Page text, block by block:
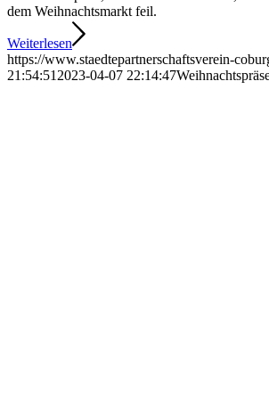
dem Weihnachtsmarkt feil.
Weiterlesen
https://www.staedtepartnerschaftsverein-
21:54:51 2023-04-07 22:14:47